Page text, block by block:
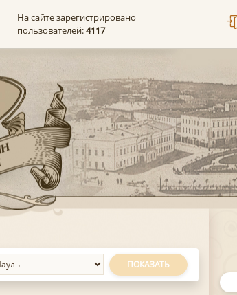
На сайте зарегистрировано
пользователей:4117
ПОКАЗАТЬ